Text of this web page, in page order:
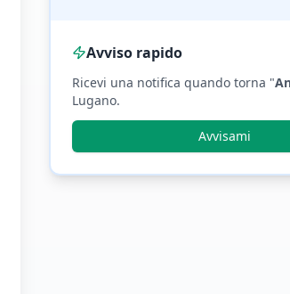
Avviso rapido
Ricevi una notifica quando torna "
Lugano.
Avvisami